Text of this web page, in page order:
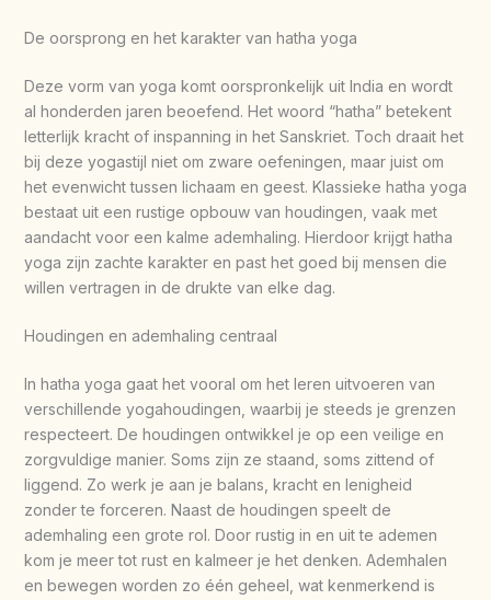
De oorsprong en het karakter van hatha yoga
Deze vorm van yoga komt oorspronkelijk uit India en wordt
al honderden jaren beoefend. Het woord “hatha” betekent
letterlijk kracht of inspanning in het Sanskriet. Toch draait het
bij deze yogastijl niet om zware oefeningen, maar juist om
het evenwicht tussen lichaam en geest. Klassieke hatha yoga
bestaat uit een rustige opbouw van houdingen, vaak met
aandacht voor een kalme ademhaling. Hierdoor krijgt hatha
yoga zijn zachte karakter en past het goed bij mensen die
willen vertragen in de drukte van elke dag.
Houdingen en ademhaling centraal
In hatha yoga gaat het vooral om het leren uitvoeren van
verschillende yogahoudingen, waarbij je steeds je grenzen
respecteert. De houdingen ontwikkel je op een veilige en
zorgvuldige manier. Soms zijn ze staand, soms zittend of
liggend. Zo werk je aan je balans, kracht en lenigheid
zonder te forceren. Naast de houdingen speelt de
ademhaling een grote rol. Door rustig in en uit te ademen
kom je meer tot rust en kalmeer je het denken. Ademhalen
en bewegen worden zo één geheel, wat kenmerkend is